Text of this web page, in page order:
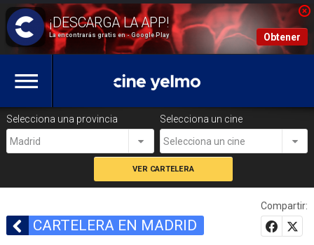
La encontrarás gratis en - Google Play Obtener
Selecciona una provincia
Madrid
Selecciona un cine
Selecciona un cine
CARTELERA EN MADRID
Compartir: